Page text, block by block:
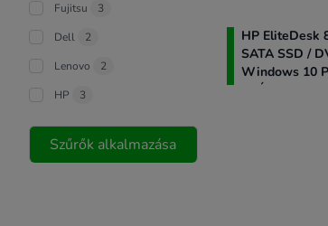
Fujitsu
3
Dell
2
Lenovo
2
HP
3
Szűrők alkalmazása
HP EliteDesk
SATA SSD /
Windows 10
SZÁMLA